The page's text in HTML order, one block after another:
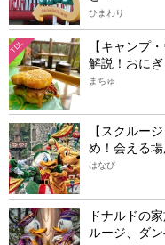
ひまわり
TDL
【キャンプ
解説！おに
まちゅ
【スクルー
め！会える
はなび
ドナルドの
ルージ、ダ